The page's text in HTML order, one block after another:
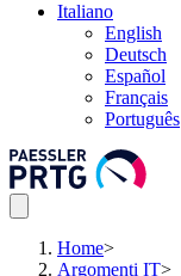
Italiano
English
Deutsch
Español
Français
Português
Home>
Argomenti IT>